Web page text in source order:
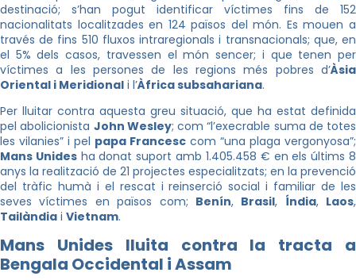
destinació; s’han pogut identificar víctimes fins de 152
nacionalitats localitzades en 124 països del món. Es mouen a
través de fins 510 fluxos intraregionals i transnacionals; que, en
el 5% dels casos, travessen el món sencer; i que tenen per
víctimes a les persones de les regions més pobres d’Àsia
Oriental i Meridional i l’Àfrica subsahariana.
Per lluitar contra aquesta greu situació, que ha estat definida
pel abolicionista John Wesley; com “l’execrable suma de totes
les vilanies” i pel papa Francesc com “una plaga vergonyosa”;
Mans Unidesha donat suport amb 1.405.458 € en els últims 8
anys la realització de 21 projectes especialitzats; en la prevenció
del tràfic humà i el rescat i reinserció social i familiar de les
seves víctimes en països com; Benín, Brasil, Índia, Laos,
Tailàndia i Vietnam.
Mans Unides lluita contra la tracta a
Bengala Occidental i Assam